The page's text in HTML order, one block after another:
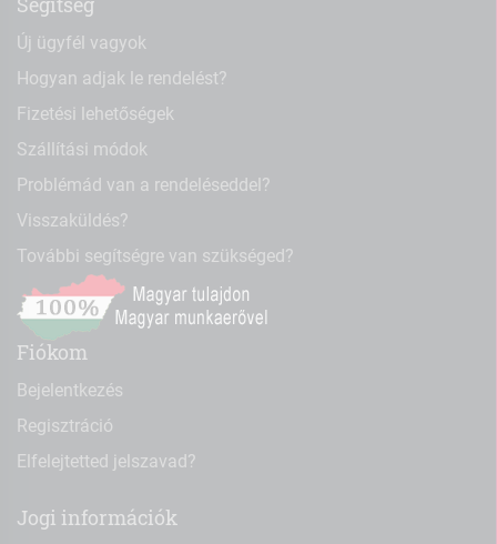
Segítség
Új ügyfél vagyok
Hogyan adjak le rendelést?
Fizetési lehetőségek
Szállítási módok
Problémád van a rendeléseddel?
Visszaküldés?
További segítségre van szükséged?
Fiókom
Bejelentkezés
Regisztráció
Elfelejtetted jelszavad?
Jogi információk